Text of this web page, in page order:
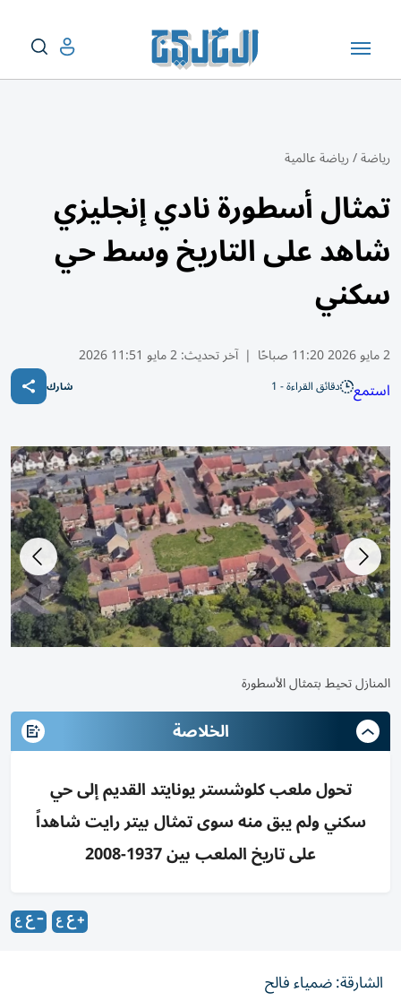
رياضة/رياضة عالمية
تمثال أسطورة نادي إنجليزي
شاهد على التاريخ وسط حي
سكني
2 مايو 2026 11:20 صباحًا | آخر تحديث:2 مايو 11:51 2026
استمع دقائق القراءة - 1 شارك
تمثال بيتر رايت في ساحة وسط المنازل
الخلاصة
تحول ملعب كلوشستر يونايتد القديم إلى حي
سكني ولم يبق منه سوى تمثال بيتر رايت شاهداً
على تاريخ الملعب بين 1937-2008
الشارقة: ضمياء فالح